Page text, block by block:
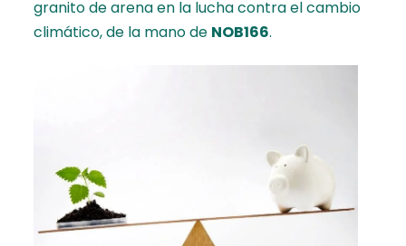
granito de arena en la lucha contra el cambio
climático, de la mano de NOB166.